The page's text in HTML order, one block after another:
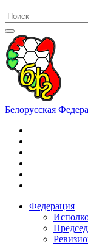
Белорусская
Федерация